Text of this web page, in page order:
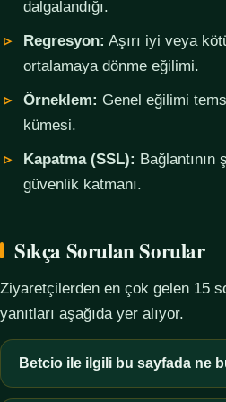
dalgalandığı.
Regresyon: Aşırı iyi veya
ortalamaya dönme eğilimi.
Örneklem: Genel eğilimi
kümesi.
Kapatma (SSL):
güvenlik katmanı.
Sıkça Sorulan Sorular
Ziyaretçilerden en çok gelen 15
yanıtları aşağıda yer alıyor.
Betcio ile ilgili bu sayfada ne
Bu sayfada yalnızca kavramsal